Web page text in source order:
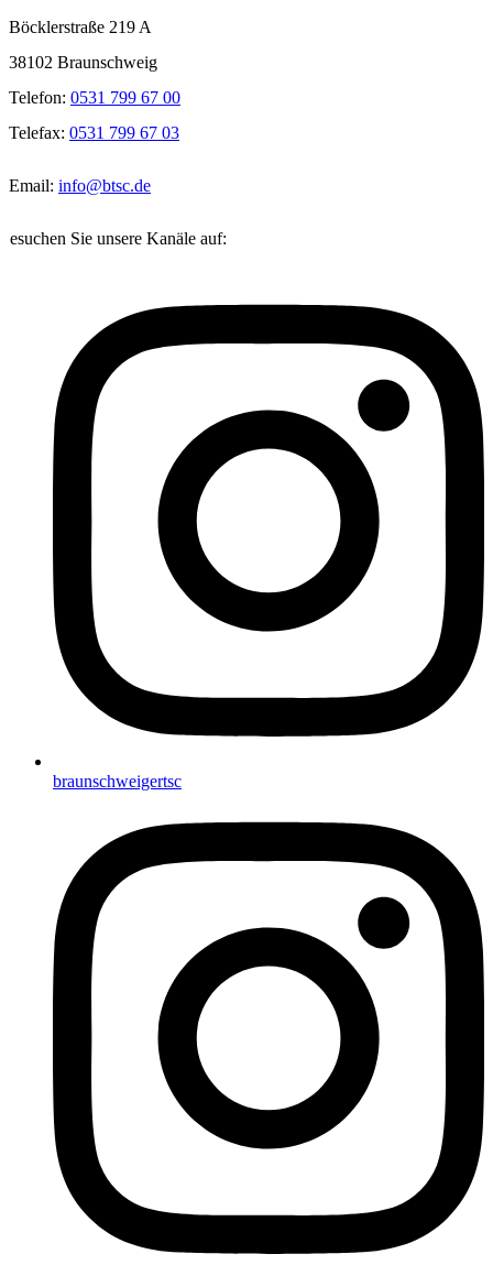
Böcklerstraße 219 A
38102 Braunschweig
Telefon: 0531 799 67 00
Telefax: 0531 799 67 03
Email: info@btsc.de
Sie unsere Kanäle auf:
braunschweigertsc